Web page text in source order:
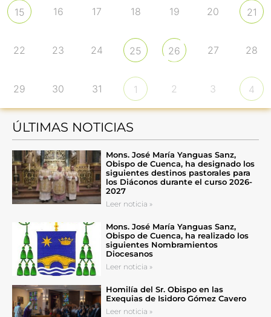
15 16 17 18 19 20 21
22 23 24 25 26 27 28
29 30 31 1 2 3 4
ÚLTIMAS NOTICIAS
Mons. José María Yanguas Sanz,
Obispo de Cuenca, ha designado los
siguientes destinos pastorales para
los Diáconos durante el curso 2026-
2027
Leer noticia »
Mons. José María Yanguas Sanz,
Obispo de Cuenca, ha realizado los
siguientes Nombramientos
Diocesanos
Leer noticia »
Homilía del Sr. Obispo en las
Exequias de Isidoro Gómez Cavero
Leer noticia »